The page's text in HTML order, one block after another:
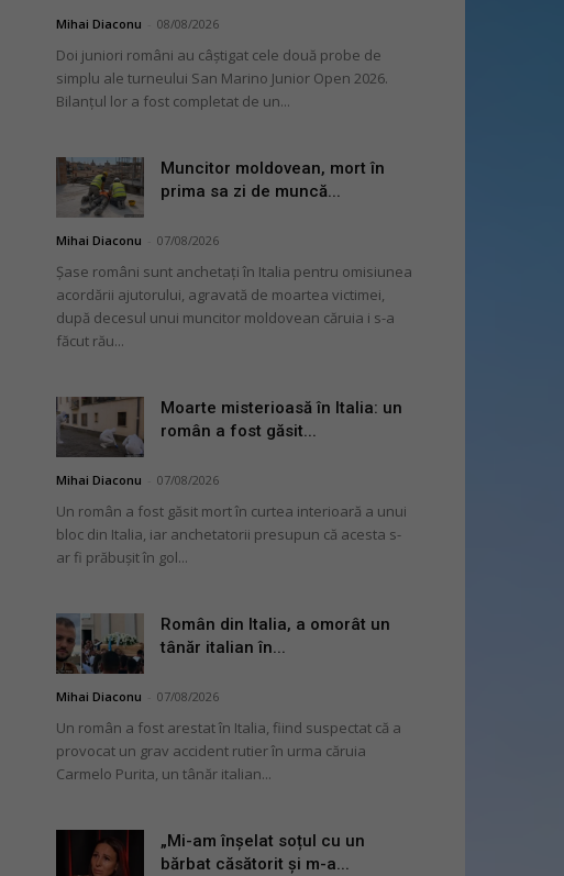
Mihai Diaconu 08/08/2026
Doi juniori români au câștigat cele două probe de
simplu ale turneului San Marino Junior Open 2026.
Bilanțul lor a fost completat de un...
Muncitor moldovean, mort în
prima sa zi de muncă...
Mihai Diaconu 07/08/2026
Șase români sunt anchetați în Italia pentru omisiunea
acordării ajutorului, agravată de moartea victimei,
după decesul unui muncitor moldovean căruia i s-a
făcut rău...
Moarte misterioasă în Italia: un
român a fost găsit...
Mihai Diaconu 07/08/2026
Un român a fost găsit mort în curtea interioară a unui
bloc din Italia, iar anchetatorii presupun că acesta s-
ar fi prăbușit în gol...
Român din Italia, a omorât un
tânăr italian în...
Mihai Diaconu 07/08/2026
Un român a fost arestat în Italia, fiind suspectat că a
provocat un grav accident rutier în urma căruia
Carmelo Purita, un tânăr italian...
„Mi-am înșelat soțul cu un
bărbat căsătorit și m-a...